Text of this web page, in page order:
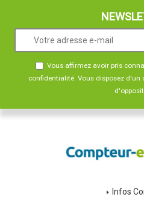
Vous affirmez avoir pris
confidentialité. Vous disposez d'un
Infos